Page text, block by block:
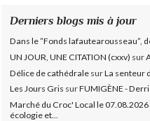
Derniers blogs mis à jour
Dans le ”Fonds lafautearousseau”,
UN JOUR, UNE CITATION (cxxv) sur
Délice de cathédrale surLa senteur
Les Jours Gris surFUMIGÈNE -
Marché du Croc' Local le
écologie et...